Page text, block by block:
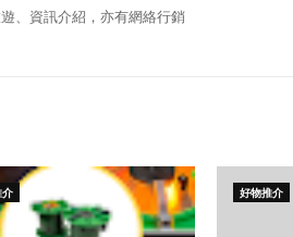
、資訊介紹，亦有網絡行銷
好物推介